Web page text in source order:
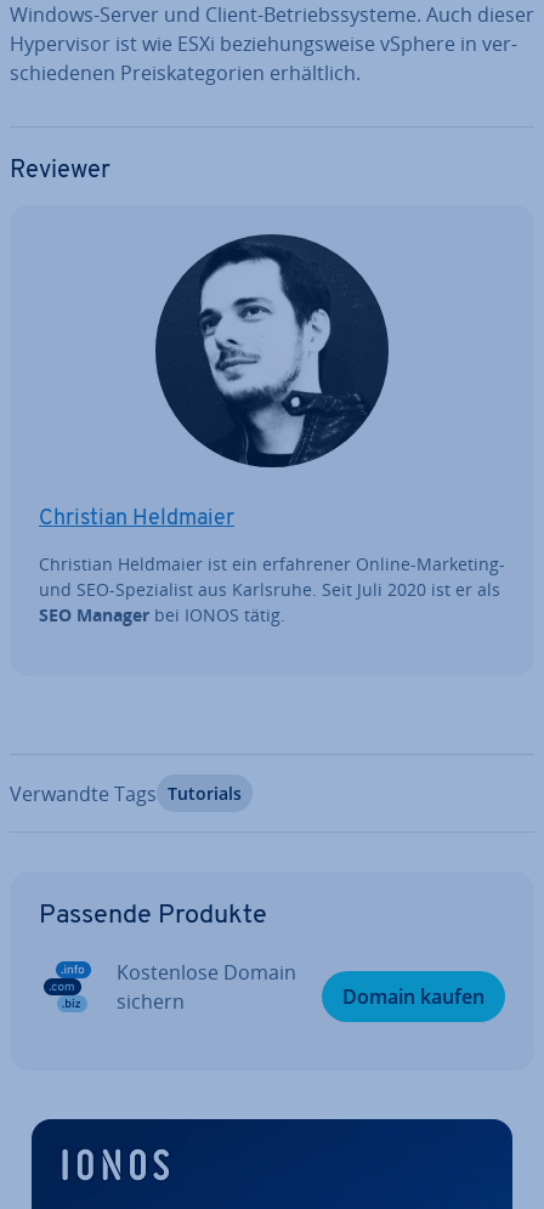
Windows-Server und Client-Be­triebs­sys­te­me. Auch dieser
Hy­per­vi­sor ist wie ESXi be­zie­hungs­wei­se vSphere in ver­
schie­de­nen Preis­ka­te­go­rien er­hält­lich.
Reviewer
Christian Heldmaier
Christian Heldmaier ist ein er­fah­re­ner Online-Marketing-
und SEO-Spe­zia­list aus Karlsruhe. Seit Juli 2020 ist er als
SEO Manager bei IONOS tätig.
Verwandte Tags Tutorials
Passende Produkte
Kos­ten­lo­se Domain
sichern
Domain kaufen